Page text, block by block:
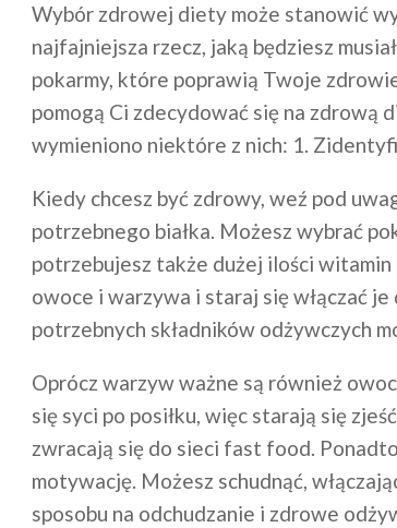
Wybór zdrowej diety może stanowić
najfajniejsza rzecz, jaką będziesz
pokarmy, które poprawią Twoje
pomogą Ci zdecydować się na zdrową
wymieniono niektóre z nich: 1.
Kiedy chcesz być zdrowy, weź pod
potrzebnego białka. Możesz wybrać
potrzebujesz także dużej ilości
owoce i warzywa i staraj się włączać
potrzebnych składników odżywczych
Oprócz warzyw ważne są również
się syci po posiłku, więc starają się
zwracają się do sieci fast food.
motywację. Możesz schudnąć,
sposobu na odchudzanie i zdrowe